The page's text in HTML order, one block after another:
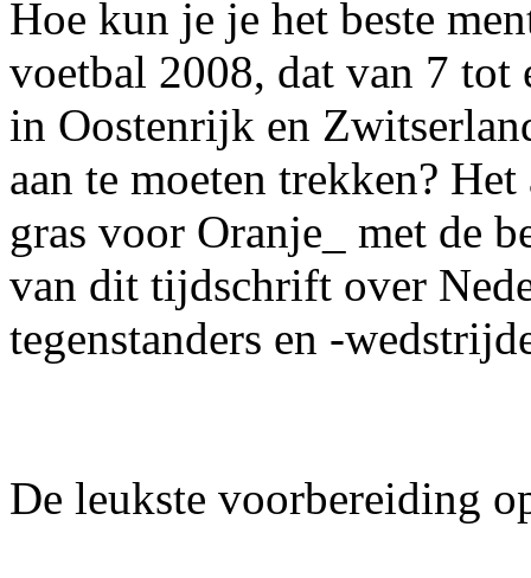
Hoe kun je je het beste
voetbal 2008, dat van 7 tot
in Oostenrijk en
aan te moeten trekken?
gras voor Oranje_ met de
van dit tijdschrift over
tegenstanders en -
De leukste voorbereiding